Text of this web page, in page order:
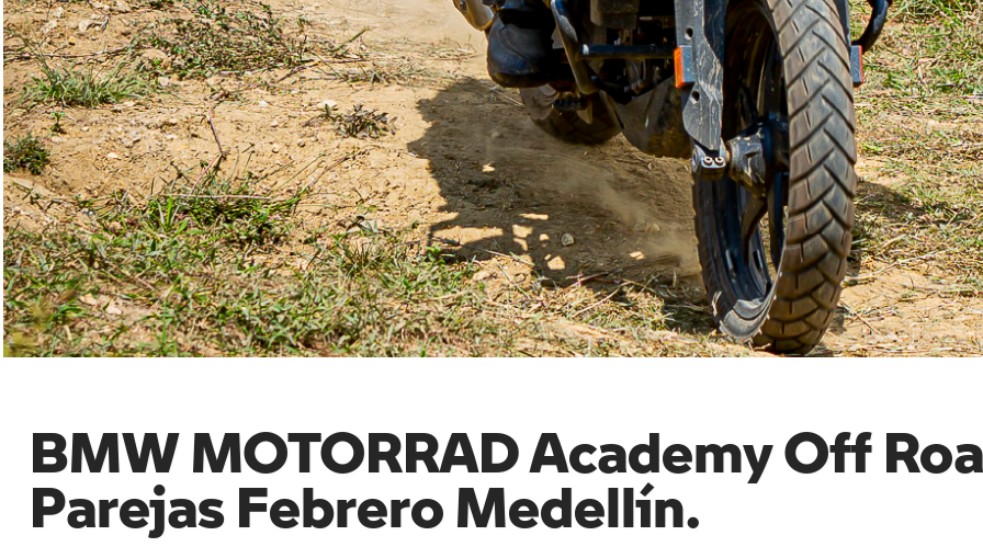
BMW MOTORRAD Academy Off
Parejas Febrero Medellín.